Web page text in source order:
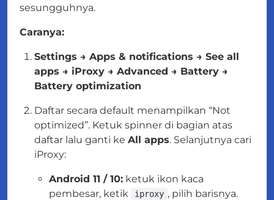
sesungguhnya.
Caranya:
Settings → Apps & notifications → See all
apps → iProxy → Advanced → Battery →
Battery optimization
Daftar secara default menampilkan “Not
optimized”. Ketuk spinner di bagian atas
daftar lalu ganti ke All apps. Selanjutnya cari
iProxy:
Android 11 / 10: ketuk ikon kaca
pembesar, ketik
iproxy , pilih barisnya.